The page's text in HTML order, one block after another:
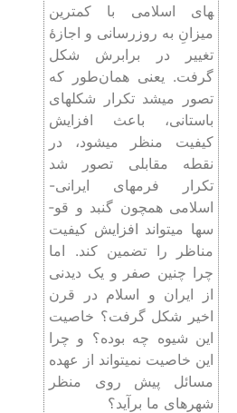
های اسلامی با کمترین
میزانِ به روزرسانی و اجازۀ
تغییر در برابرش شکل
گرفت. یعنی همان‌طور که
تصور می­شد تکرار شکل­های
باستانی، باعث افزایش
کیفیت منظر می­شود، در
نقطه مقابلی تصور شد
تکرار فرم­های ایرانی-
اسلامی همچون گنبد و قو­
س­ها می­تواند افزایش کیفیت
مناظر را تضمین کند. اما
چرا چنین صفر و یک دیدنی
از ایران و اسلام در قرن
اخیر شکل گرفت؟ خاصیت
این شیوه چه بوده؟ و چرا
این خاصیت نمی­تواند از عهده
مسائل پیش ­روی منظر
شهرهای ما برآید؟